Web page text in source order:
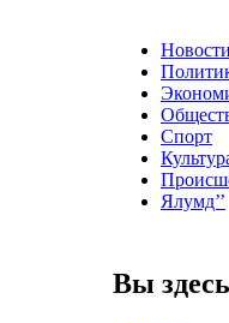
Спорт
Ялумд’’
Вы здесь